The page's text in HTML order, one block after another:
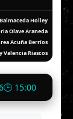
Holley
Olave Araneda
Acuña Berríos
Valencia Riascos
🕒 15:00